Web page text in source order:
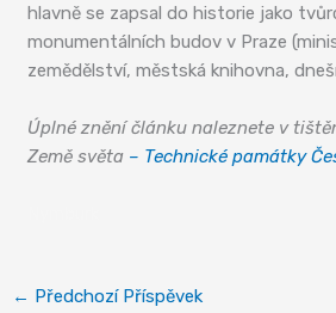
hlavně se zapsal do historie jako
monumentálních budov v Praze
zemědělství, městská knihovna,
Úplné znění článku naleznete v
Země světa – Technické památky
← Předchozí Příspěvek